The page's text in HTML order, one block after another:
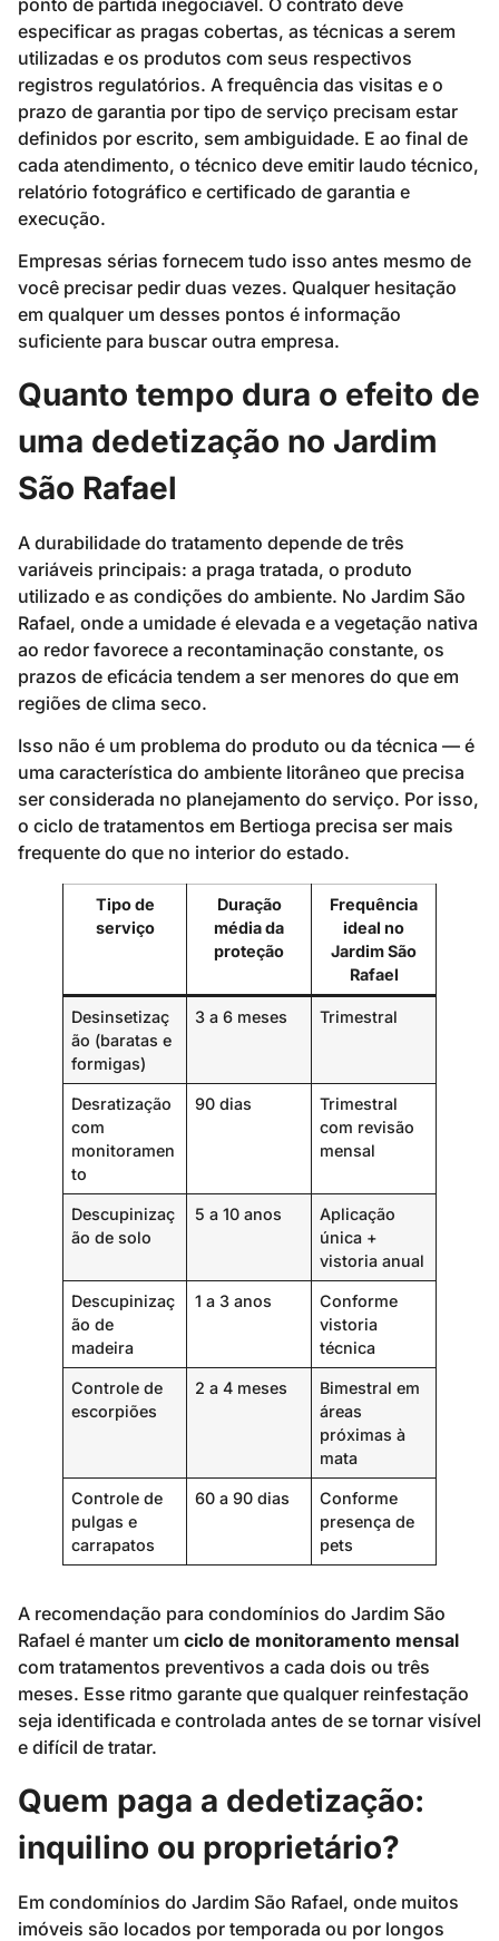
especificar as pragas cobertas, as técnicas a serem
utilizadas e os produtos com seus respectivos
registros regulatórios. A frequência das visitas e o
prazo de garantia por tipo de serviço precisam estar
definidos por escrito, sem ambiguidade. E ao final de
cada atendimento, o técnico deve emitir laudo técnico,
relatório fotográfico e certificado de garantia e
execução.
Empresas sérias fornecem tudo isso antes mesmo de
você precisar pedir duas vezes. Qualquer hesitação
em qualquer um desses pontos é informação
suficiente para buscar outra empresa.
Quanto tempo dura o efeito de
uma dedetização no Jardim
São Rafael
A durabilidade do tratamento depende de três
variáveis principais: a praga tratada, o produto
utilizado e as condições do ambiente. No Jardim São
Rafael, onde a umidade é elevada e a vegetação nativa
ao redor favorece a recontaminação constante, os
prazos de eficácia tendem a ser menores do que em
regiões de clima seco.
Isso não é um problema do produto ou da técnica — é
uma característica do ambiente litorâneo que precisa
ser considerada no planejamento do serviço. Por isso,
o ciclo de tratamentos em Bertioga precisa ser mais
frequente do que no interior do estado.
Tipo de
serviço
Duração
média da
proteção
Frequência
ideal no
Jardim São
Rafael
Desinsetizaç
ão (baratas e
formigas)
3 a 6 meses Trimestral
Desratização
com
monitoramen
to
90 dias
Trimestral
com revisão
mensal
Descupinizaç
ão de solo
5 a 10 anos
Aplicação
única +
vistoria anual
Descupinizaç
ão de
madeira
1 a 3 anos
Conforme
vistoria
técnica
Controle de
escorpiões
2 a 4 meses
Bimestral em
áreas
próximas à
mata
Controle de
pulgas e
carrapatos
60 a 90 dias
Conforme
presença de
pets
A recomendação para condomínios do Jardim São
Rafael é manter um ciclo de monitoramento mensal
com tratamentos preventivos a cada dois ou três
meses. Esse ritmo garante que qualquer reinfestação
seja identificada e controlada antes de se tornar visível
e difícil de tratar.
Quem paga a dedetização:
inquilino ou proprietário?
Em condomínios do Jardim São Rafael, onde muitos
imóveis são locados por temporada ou por longos